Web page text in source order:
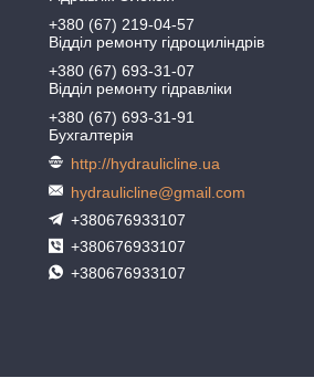
+380 (67) 219-04-57
Відділ ремонту гідроциліндрів
+380 (67) 693-31-07
Відділ ремонту гідравліки
+380 (67) 693-31-91
Бухгалтерія
http://hydraulicline.ua
hydraulicline@gmail.com
+380676933107
+380676933107
+380676933107